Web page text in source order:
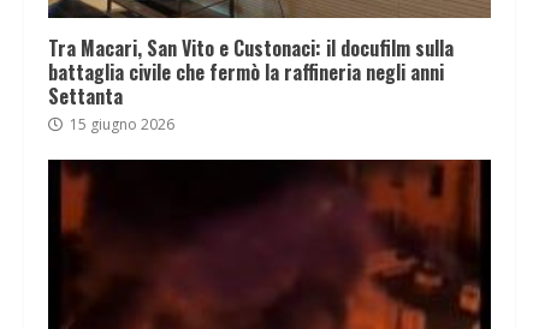
Tra Macari, San Vito e Custonaci: il docufilm sulla
battaglia civile che fermò la raffineria negli anni
Settanta
15 giugno 2026